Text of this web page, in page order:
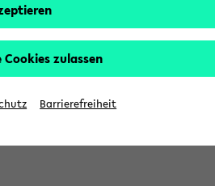
im eKVV
möchten. Bitte beachten Sie
zulassen
Barrierefreiheit